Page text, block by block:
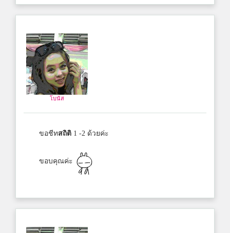
โบนัส
ขอชีทสถิติ 1 -2 ด้วยค่ะ
ขอบคุณค่ะ